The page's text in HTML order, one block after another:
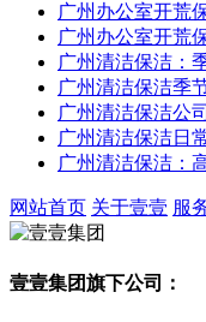
广州办公室开荒
广州办公室开荒
广州清洁保洁：
广州清洁保洁季
广州清洁保洁公
广州清洁保洁日
广州清洁保洁：
网站首页 关于壹壹 服
壹壹集团旗下公司：